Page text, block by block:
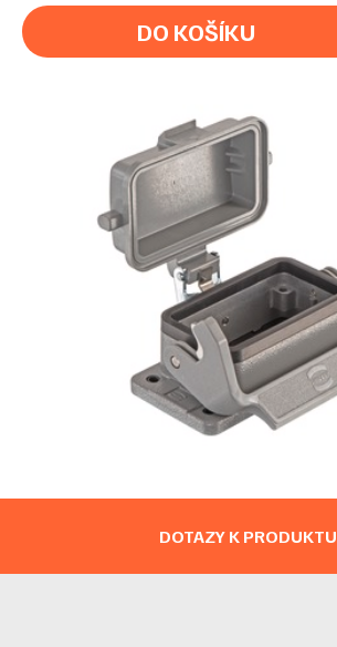
DO KOŠÍKU
DOTAZY K PRODUKTU